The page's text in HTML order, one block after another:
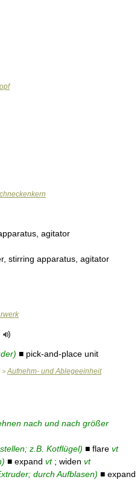
agitator
stirring apparatus, agitator
■ pick-and-place unit
> Aufnehm- und Ablegeeinheit
nach und nach größer
z.B. Kotflügel) ■ flare vt
■ expand vt; widen vt
durch Aufblasen) ■ expand